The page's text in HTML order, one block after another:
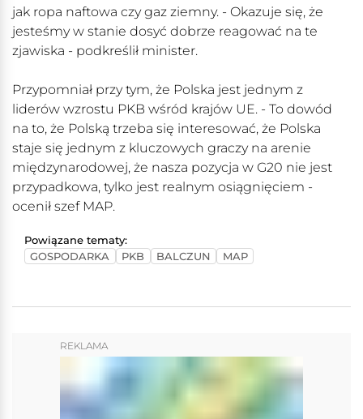
jak ropa naftowa czy gaz ziemny. - Okazuje się, że
jesteśmy w stanie dosyć dobrze reagować na te
zjawiska - podkreślił minister.
Przypomniał przy tym, że Polska jest jednym z
liderów wzrostu PKB wśród krajów UE. - To dowód
na to, że Polską trzeba się interesować, że Polska
staje się jednym z kluczowych graczy na arenie
międzynarodowej, że nasza pozycja w G20 nie jest
przypadkowa, tylko jest realnym osiągnięciem -
ocenił szef MAP.
Powiązane tematy:
GOSPODARKA
PKB BALCZUN MAP
REKLAMA